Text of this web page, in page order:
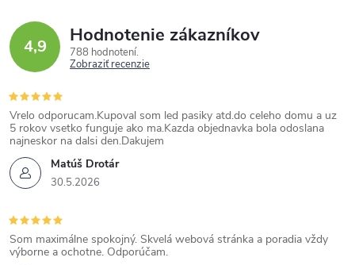
4,9 Hodnotenie zákazníkov
788 hodnotení
Zobraziť recenzie
Matúš Drotár
30.5.2026
Vrelo odporucam.Kupoval som led pasiky atd.do celeho domu a uz
5 rokov vsetko funguje ako ma.Kazda objednavka bola odoslana
najneskor na dalsi den.Dakujem
Som maximálne spokojný. Skvelá webová stránka a poradia vždy
výborne a ochotne. Odporúčam.